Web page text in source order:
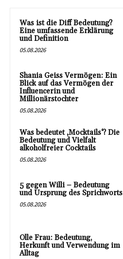
Was ist die Diff Bedeutung?
Eine umfassende Erklärung
und Definition
05.08.2026
Shania Geiss Vermögen: Ein
Blick auf das Vermögen der
Influencerin und
Millionärstochter
05.08.2026
Was bedeutet ‚Mocktails‘? Die
Bedeutung und Vielfalt
alkoholfreier Cocktails
05.08.2026
5 gegen Willi – Bedeutung
und Ursprung des Sprichworts
05.08.2026
Olle Frau: Bedeutung,
Herkunft und Verwendung im
Alltag